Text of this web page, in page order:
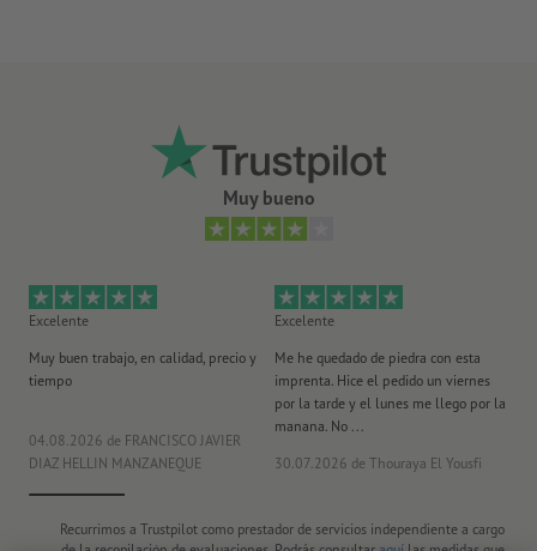
Tres posiciones regulables a discreción, aseguramiento con
elementos de plástico (según norma europea de seguridad EN
capacidad portante máxima: aprox. 110 kg
configuración del monitor, los colores representados en la
pantalla pueden diferir de los colores reales del producto.
procesamiento: impresión digital
Muy bueno
Excelente
Muy buen trabajo, en calidad, precio y
tiempo
04.08.2026 de FRANCISCO JAVIER
DIAZ HELLIN MANZANEQUE
Excelente
Me he quedado de piedra con esta
imprenta. Hice el pedido un viernes
por la tarde y el lunes me llego por la
manana. No ...
30.07.2026 de Thouraya El Yousfi
Recurrimos a Trustpilot como prestador de servicios independiente a cargo